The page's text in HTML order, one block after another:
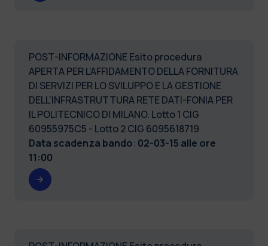
POST-INFORMAZIONE Esito procedura
APERTA PER L'AFFIDAMENTO DELLA FORNITURA
DI SERVIZI PER LO SVILUPPO E LA GESTIONE
DELL’INFRASTRUTTURA RETE DATI-FONIA PER
IL POLITECNICO DI MILANO. Lotto 1 CIG
60955975C5 - Lotto 2 CIG 6095618719
Data scadenza bando: 02-03-15 alle ore
11:00